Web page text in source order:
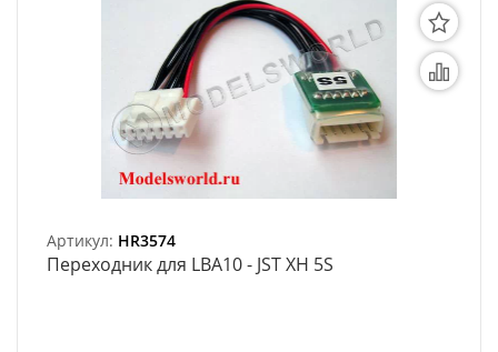
Артикул: HR3574
Переходник для LBA10 - JST XH 5S